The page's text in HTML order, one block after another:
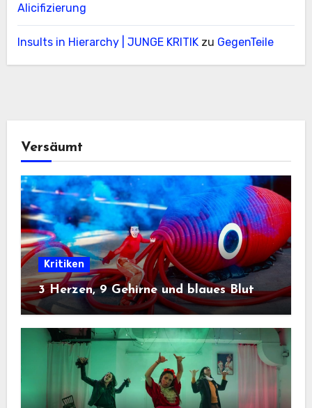
Alicifizierung
Insults in Hierarchy | JUNGE KRITIKzu GegenTeile
Versäumt
Kritiken
3 Herzen, 9 Gehirne und blaues Blut